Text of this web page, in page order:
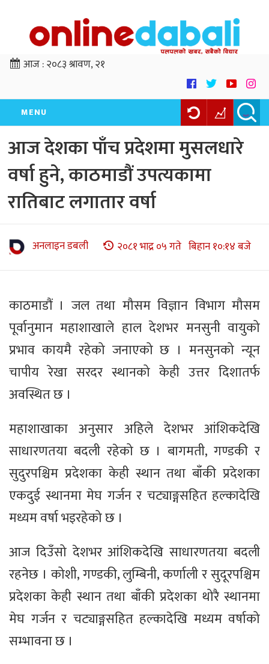
आज :२०८३ श्रावण, २१
MENU
आज देशका पाँच प्रदेशमा मुसलधारे
वर्षा हुने, काठमाडौं उपत्यकामा
रातिबाट लगातार वर्षा
अनलाइन डबली २०८१ भाद्र ०५ गते बिहान १०:१४ बजे
काठमाडौं । जल तथा मौसम विज्ञान विभाग मौसम
पूर्वानुमान महाशाखाले हाल देशभर मनसुनी वायुको
प्रभाव कायमै रहेको जनाएको छ । मनसुनको न्यून
चापीय रेखा सरदर स्थानको केही उत्तर दिशातर्फ
अवस्थित छ ।
महाशाखाका अनुसार अहिले देशभर आंशिकदेखि
साधारणतया बदली रहेको छ । बागमती, गण्डकी र
सुदुरपश्चिम प्रदेशका केही स्थान तथा बाँकी प्रदेशका
एकदुई स्थानमा मेघ गर्जन र चट्याङ्गसहित हल्कादेखि
मध्यम वर्षा भइरहेको छ ।
आज दिउँसो देशभर आंशिकदेखि साधारणतया बदली
रहनेछ । कोशी, गण्डकी, लुम्बिनी, कर्णाली र सुदूरपश्चिम
प्रदेशका केही स्थान तथा बाँकी प्रदेशका थोरै स्थानमा
मेघ गर्जन र चट्याङ्गसहित हल्कादेखि मध्यम वर्षाको
सम्भावना छ ।